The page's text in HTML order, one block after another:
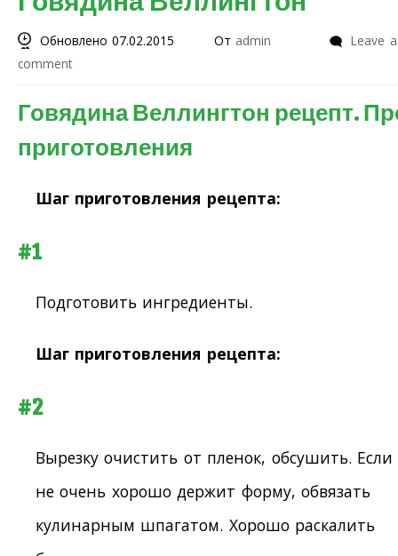
Обновлено 07.02.2015 От admin
Leave a
comment
Говядина Веллингтон рецепт.
приготовления
Шаг приготовления рецепта:
#1
Подготовить ингредиенты.
Шаг приготовления рецепта:
#2
Вырезку очистить от пленок, обсушить. Если
не очень хорошо держит форму, обвязать
кулинарным шпагатом. Хорошо раскалить